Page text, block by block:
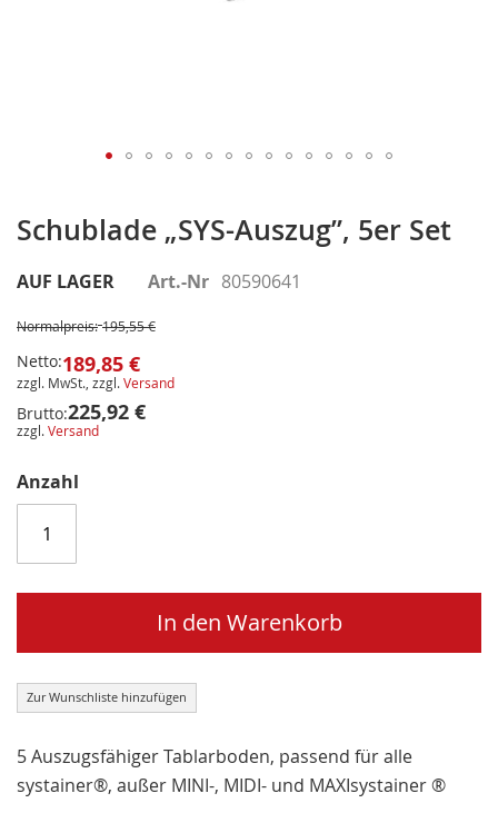
Schublade „SYS-Auszug”, 5er Set
AUF LAGER Art.-Nr 80590641
Normalpreis: 195,55 €
Netto:189,85 €
zzgl. MwSt., zzgl.Versand
Brutto:225,92 €
zzgl.Versand
Anzahl
In den Warenkorb
Zur Wunschliste hinzufügen
5 Auszugsfähiger Tablarboden, passend für alle
systainer®, außer MINI-, MIDI- und MAXIsystainer ®
Anfang
der
Bildergalerie